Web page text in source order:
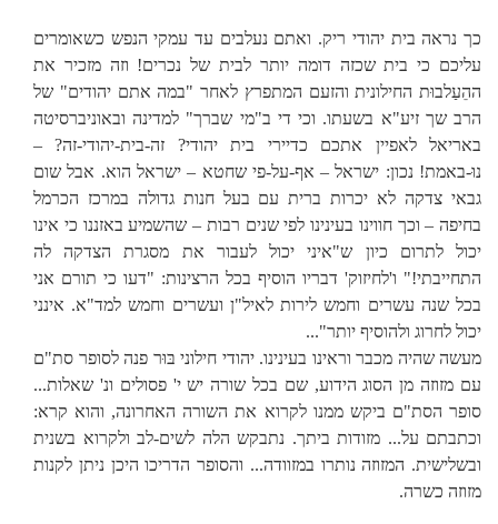
כך נראה בית יהודי ריק. ואתם נעלבים עד עמקי הנפש כשאומרים
עליכם כי בית שכזה דומה יותר לבית של נכרים! וזה מזכיר את
ההֵעַלבוּת החילונית והזעם המתפרץ לאחר "במה אתם יהודים" של
הרב שך זיע"א בשעתו. וכי די ב"מי שברך" למדינה ובאוניברסיטה
באריאל לאפיין אתכם כדיירי בית יהודי? זה-בית-יהודי-זה? –
נוּ-באמת! נכון: ישראל – אף-על-פי שחטא – ישראל הוא. אבל שום
גבאי צדקה לא יכרות ברית עם בעל חנות גדולה במרכז הכרמל
בחיפה – וכך חווינו בעינינו לפי שנים רבות – שהשמיע באזננו כי אינו
יכול לתרום כיון ש"איני יכול לעבור את מסגרת הצדקה לה
התחייבתי!" ו'לחיזוק' דבריו הוסיף בכל הרצינות: "דעו כי תורם אני
בכל שנה עשרים וחמש לירות לאיל"ן ועשרים וחמש למד"א. אינני
יכול לחרוג ולהוסיף יותר"...
מעשה שהיה מכבר וראינו בעינינו. יהודי חילוני בּוּר פנה לסופר סת"ם
עם מזוזה מן הסוג הידוע, שם בכל שורה יש י' פסולים ונ' שאלות...
סופר הסת"ם ביקש ממנו לקרוא את השורה האחרונה, והוא קרא:
וכתבתם על... מזודות ביתך. נתבקש הלה לשים-לב ולקרוא בשנית
ובשלישית. המזוזה נותרו במזוודה... והסופר הדריכו היכן ניתן לקנות
מזוזה כשרה.